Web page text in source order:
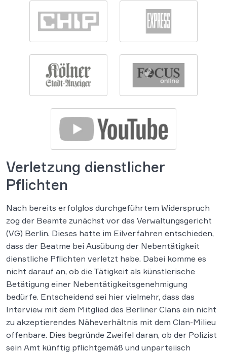
Verletzung dienstlicher
Pflichten
Nach bereits erfolglos durchgeführtem Widerspruch
zog der Beamte zunächst vor das Verwaltungsgericht
(VG) Berlin. Dieses hatte im Eilverfahren entschieden,
dass der Beatme bei Ausübung der Nebentätigkeit
dienstliche Pflichten verletzt habe. Dabei komme es
nicht darauf an, ob die Tätigkeit als künstlerische
Betätigung einer Nebentätigkeitsgenehmigung
bedürfe. Entscheidend sei hier vielmehr, dass das
Interview mit dem Mitglied des Berliner Clans ein nicht
zu akzeptierendes Näheverhältnis mit dem Clan-Milieu
offenbare. Dies begründe Zweifel daran, ob der Polizist
sein Amt künftig pflichtgemäß und unparteiisch